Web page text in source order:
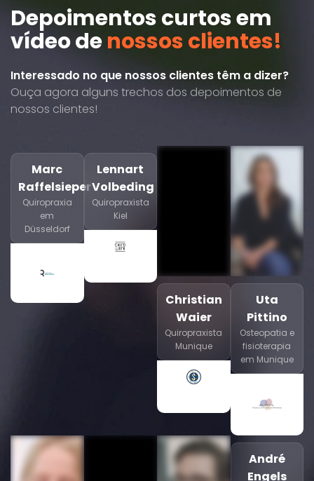
Depoimentos curtos em
vídeo denossos clientes!
Interessado no que nossos clientes têm a dizer?
Ouça agora alguns trechos dos depoimentos de
nossos clientes!
Marc
Raffelsieper
Quiropraxia
em
Düsseldorf
Lennart
Volbeding
Quiropraxista
Kiel
Christian
Waier
Quiropraxista
Munique
Uta
Pittino
Osteopatia e
fisioterapia
em Munique
André
Engels